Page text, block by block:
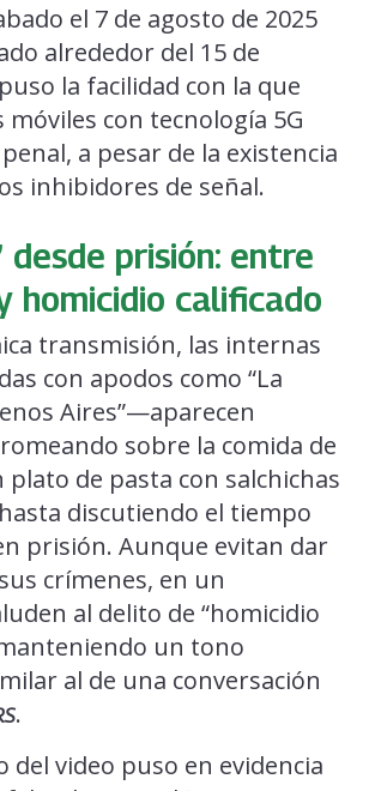
el 7 de agosto de 2025
alrededor del 15 de
la facilidad con la que
con tecnología 5G
a pesar de la existencia
inhibidores de señal.
desde prisión: entre
homicidio calificado
transmisión, las internas
con apodos como “La
Aires”—aparecen
sobre la comida de
plato de pasta con salchichas
discutiendo el tiempo
prisión. Aunque evitan dar
crímenes, en un
al delito de “homicidio
un tono
al de una conversación
.
del video puso en evidencia